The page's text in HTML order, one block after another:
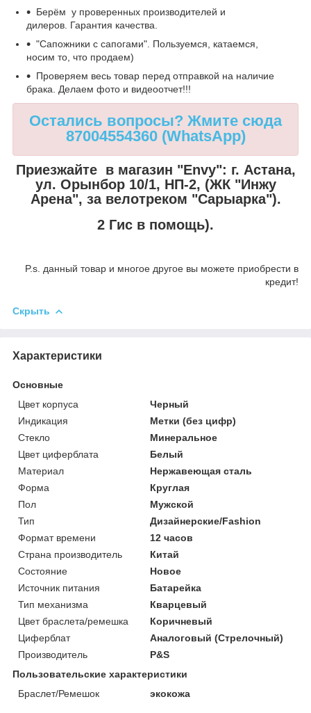
Берём у проверенных производителей и
дилеров. Гарантия качества.
"Сапожники с сапогами". Пользуемся, катаемся,
носим то, что продаем)
Проверяем весь товар перед отправкой на наличие
брака. Делаем фото и видеоотчет!!!
Остались вопросы? Жмите сюда
87004554360 (WhatsApp)
Приезжайте в магазин "Envy": г. Астана,
ул. Орынбор 10/1, НП-2, (ЖК "Инжу
Арена", за велотреком "Сарыарка").
2 Гис в помощь).
P.s. данный товар и многое другое вы можете приобрести в
кредит!
Скрыть
Характеристики
Основные
Цвет корпуса
Черный
Индикация
Метки (без цифр)
Стекло
Минеральное
Цвет циферблата
Белый
Материал
Нержавеющая сталь
Форма
Круглая
Пол
Мужской
Тип
Дизайнерские/Fashion
Формат времени
12 часов
Страна производитель
Китай
Состояние
Новое
Источник питания
Батарейка
Тип механизма
Кварцевый
Цвет браслета/ремешка
Коричневый
Циферблат
Аналоговый (Стрелочный)
Производитель
P&S
Пользовательские характеристики
Браслет/Ремешок
экокожа